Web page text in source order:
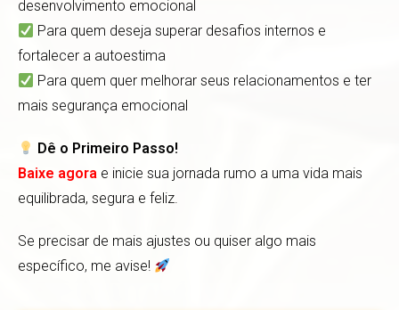
desenvolvimento emocional
Para quem deseja superar desafios internos e
fortalecer a autoestima
Para quem quer melhorar seus relacionamentos e ter
mais segurança emocional
Dê o Primeiro Passo!
Baixe agora e inicie sua jornada rumo a uma vida mais
equilibrada, segura e feliz.
Se precisar de mais ajustes ou quiser algo mais
específico, me avise!